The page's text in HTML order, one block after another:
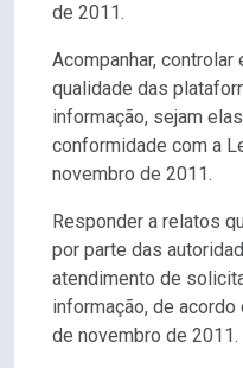
de 2011.
Acompanhar,
qualidade das
informação, sejam
conformidade com a
novembro de 2011.
Responder a relatos
por parte das
atendimento de
informação, de acordo
de novembro de 2011.